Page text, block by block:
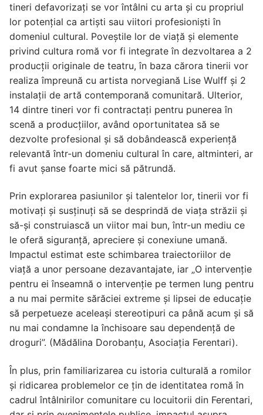
tineri defavorizați se vor întâlni cu arta și cu propriul
lor potențial ca artiști sau viitori profesioniști în
domeniul cultural. Poveștile lor de viață și elemente
privind cultura romă vor fi integrate în dezvoltarea a 2
producții originale de teatru, în baza cărora tinerii vor
realiza împreună cu artista norvegiană Lise Wulff și 2
instalații de artă contemporană comunitară. Ulterior,
14 dintre tineri vor fi contractați pentru punerea în
scenă a producțiilor, având oportunitatea să se
dezvolte profesional și să dobândească experiență
relevantă într-un domeniu cultural în care, altminteri, ar
fi avut șanse foarte mici să pătrundă.
Prin explorarea pasiunilor și talentelor lor, tinerii vor fi
motivați și susținuți să se desprindă de viața străzii și
să-și construiască un viitor mai bun, într-un mediu ce
le oferă siguranță, apreciere și conexiune umană.
Impactul estimat este schimbarea traiectoriilor de
viață a unor persoane dezavantajate, iar „O intervenție
pentru ei înseamnă o intervenție pe termen lung pentru
a nu mai permite sărăciei extreme și lipsei de educație
să perpetueze aceleași stereotipuri ca până acum și să
nu mai condamne la închisoare sau dependență de
droguri”. (Mădălina Dorobanțu, Asociația Ferentari).
În plus, prin familiarizarea cu istoria culturală a romilor
și ridicarea problemelor ce țin de identitatea romă în
cadrul întâlnirilor comunitare cu locuitorii din Ferentari,